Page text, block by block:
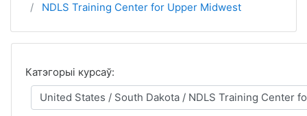
NDLS Training Center for Upper Midwest
Катэгорыі курсаў: